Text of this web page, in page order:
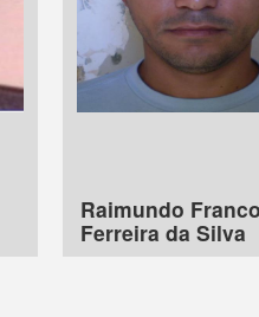
Raimundo
Ferreira da Silva